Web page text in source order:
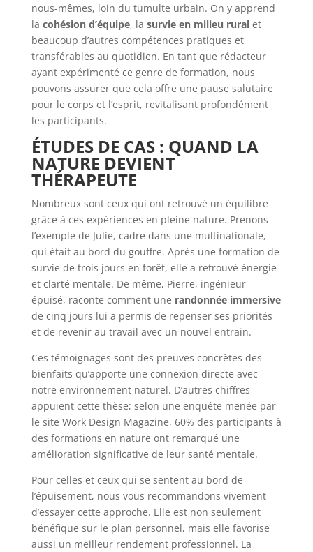
nous-mêmes, loin du tumulte urbain. On y apprend
la cohésion d’équipe, la survie en milieu ruralet
beaucoup d’autres compétences pratiques et
transférables au quotidien. En tant que rédacteur
ayant expérimenté ce genre de formation, nous
pouvons assurer que cela offre une pause salutaire
pour le corps et l’esprit, revitalisant profondément
les participants.
ÉTUDES DE CAS : QUAND LA
NATURE DEVIENT
THÉRAPEUTE
Nombreux sont ceux qui ont retrouvé un équilibre
grâce à ces expériences en pleine nature. Prenons
l’exemple de Julie, cadre dans une multinationale,
qui était au bord du gouffre. Après une formation de
survie de trois jours en forêt, elle a retrouvé énergie
et clarté mentale. De même, Pierre, ingénieur
épuisé, raconte comment une randonnée immersive
de cinq jours lui a permis de repenser ses priorités
et de revenir au travail avec un nouvel entrain.
Ces témoignages sont des preuves concrètes des
bienfaits qu’apporte une connexion directe avec
notre environnement naturel. D’autres chiffres
appuient cette thèse; selon une enquête menée par
le site Work Design Magazine, 60% des participants à
des formations en nature ont remarqué une
amélioration significative de leur santé mentale.
Pour celles et ceux qui se sentent au bord de
l’épuisement, nous vous recommandons vivement
d’essayer cette approche. Elle est non seulement
bénéfique sur le plan personnel, mais elle favorise
aussi un meilleur rendement professionnel. La